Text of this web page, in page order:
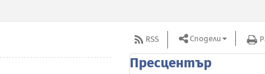
RSS Сподели
Пресцентър